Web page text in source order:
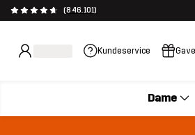
(846.101)
Kundeservice
Dame